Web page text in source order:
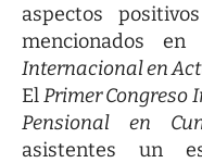
aspectos
mencionados
Internacional en
ElPrimer Congreso
Pensional en
asistentes un